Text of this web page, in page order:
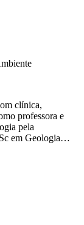
clínica,
professora e
em Geologia
agências e
Federais, ONGs;
acerca do